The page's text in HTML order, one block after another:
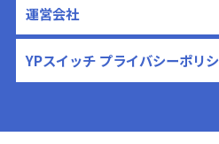
運営会社
YPスイッチ プライバシーポリ